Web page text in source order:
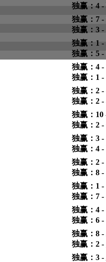
独赢：4 -
独赢：7
独赢：3
独赢：1 -
独赢：5
独赢：4
独赢：1 -
独赢：2
独赢：2
独赢：10
独赢：2
独赢：3
独赢：4 -
独赢：2
独赢：8
独赢：1
独赢：7
独赢：4
独赢：6
独赢：8
独赢：2
独赢：3